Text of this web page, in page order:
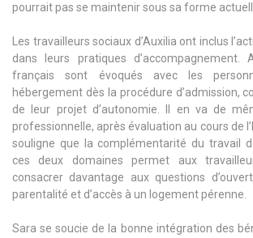
pourrait pas se maintenir sous sa forme
Les travailleurs sociaux d’Auxilia ont inclus
dans leurs pratiques d’accompagnement.
français sont évoqués avec les
hébergement dès la procédure d’admission,
de leur projet d’autonomie. Il en va de
professionnelle, après évaluation au cours de
souligne que la complémentarité du travail
ces deux domaines permet aux
consacrer davantage aux questions
parentalité et d’accès à un logement pérenne.
Sara se soucie de la bonne intégration des